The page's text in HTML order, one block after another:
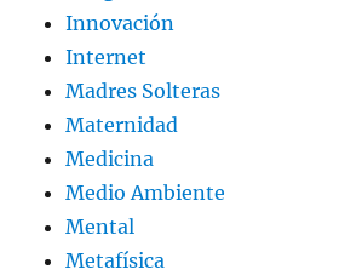
Innovación
Internet
Madres Solteras
Maternidad
Medicina
Medio Ambiente
Mental
Metafísica